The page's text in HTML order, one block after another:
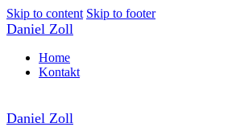
Skip to content Skip to footer
Daniel Zoll
Home
Kontakt
Daniel Zoll